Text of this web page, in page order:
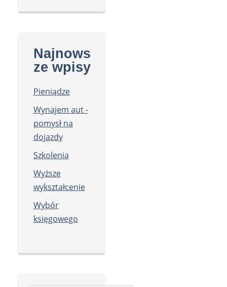
Najnows
ze wpisy
Pieniądze
Wynajem aut -
pomysł na
dojazdy
Szkolenia
Wyższe
wykształcenie
Wybór
księgowego